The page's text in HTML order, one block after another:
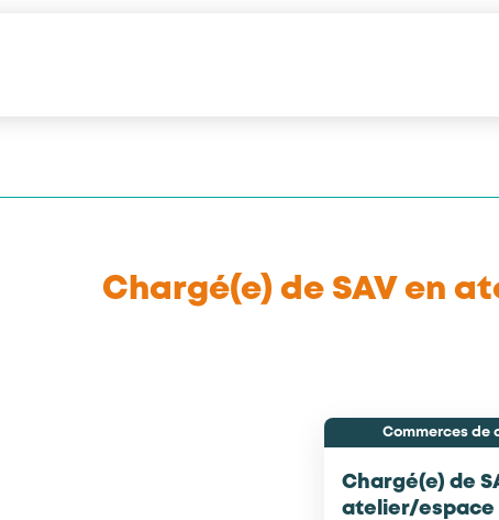
Chargé(e) de SAV en
Commerces de
Chargé(e) de
atelier/espace